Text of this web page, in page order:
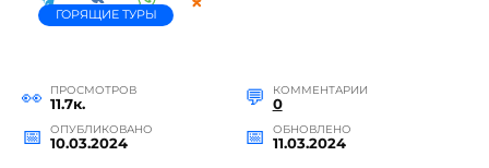
ГОРЯЩИЕ ТУРЫ
ПРОСМОТРОВ
11.7к.
КОММЕНТАРИИ
0
ОПУБЛИКОВАНО
10.03.2024
ОБНОВЛЕНО
11.03.2024